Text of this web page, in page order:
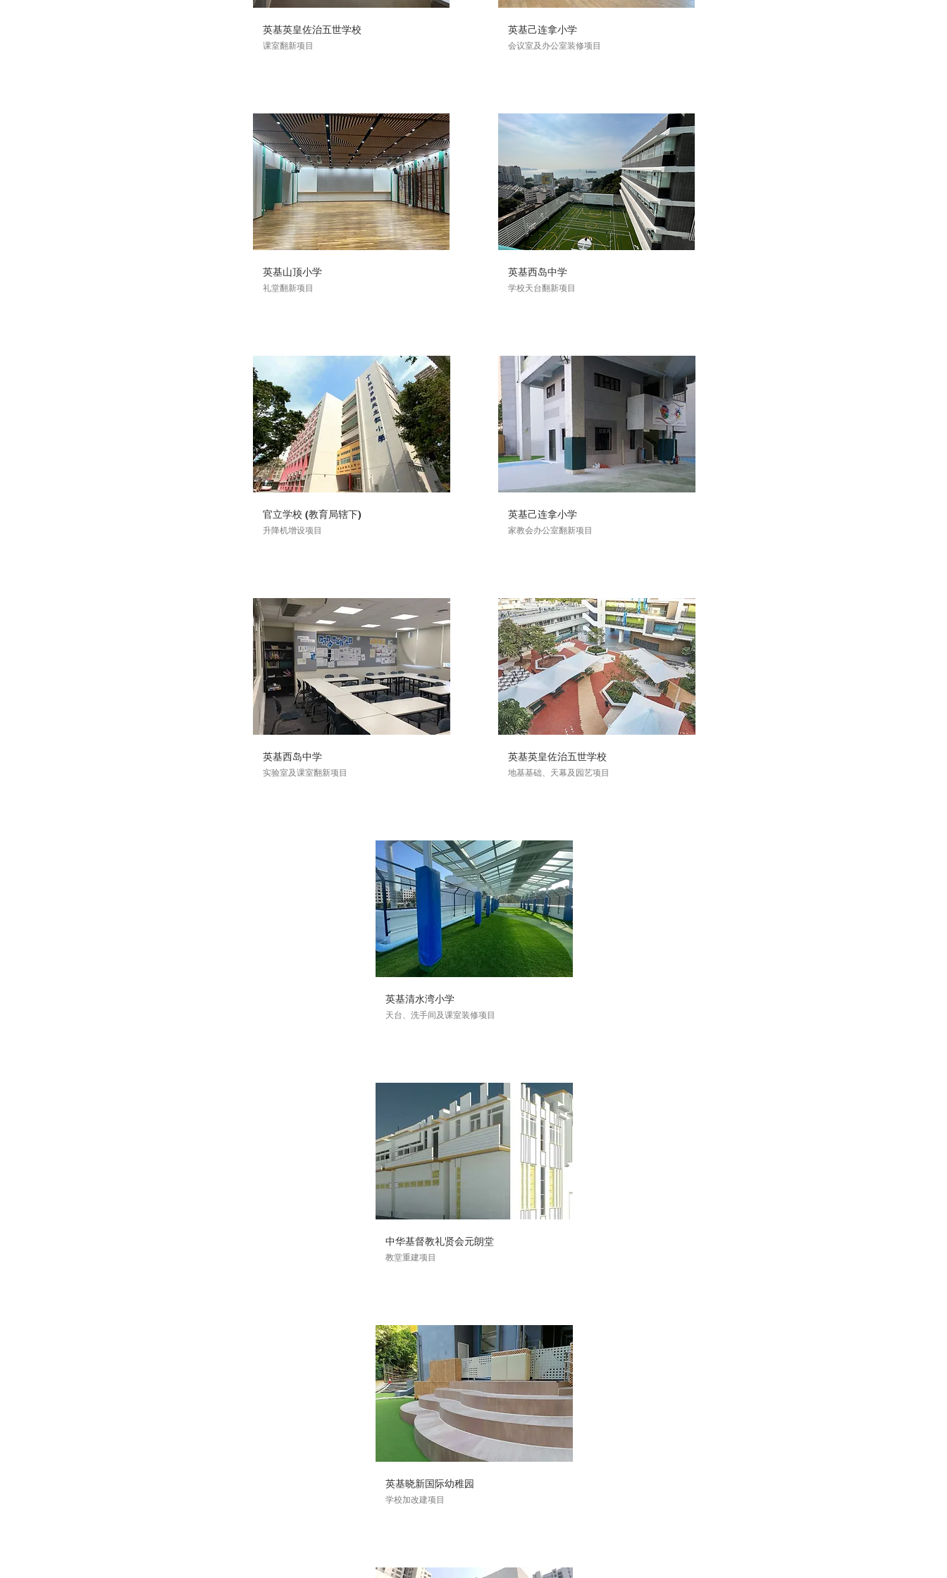
英基英皇佐治五世学校
课室翻新项目
英基山顶小学
礼堂翻新项目
官立学校 (教育局辖下)
升降机增设项目
英基西岛中学
实验室及课室翻新项目
英基己连拿小学
会议室及办公室装修项目
英基西岛中学
学校天台翻新项目
英基己连拿小学
家教会办公室翻新项目
英基英皇佐治五世学校
地基基础、天幕及园艺项目
英基清水湾小学
天台、洗手间及课室装修项目
中华基督教礼贤会元朗堂
教堂重建项目
英基晓新国际幼稚园
学校加改建项目